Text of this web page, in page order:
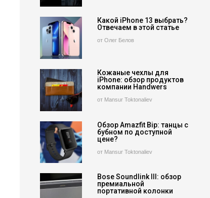
Какой iPhone 13 выбрать?
Отвечаем в этой статье
от Олег Белов
Кожаные чехлы для
iPhone: обзор продуктов
компании Handwers
от Mansur Toktonaliev
Обзор Amazfit Bip: танцы с
бубном по доступной
цене?
от Mansur Toktonaliev
Bose Soundlink III: обзор
премиальной
портативной колонки